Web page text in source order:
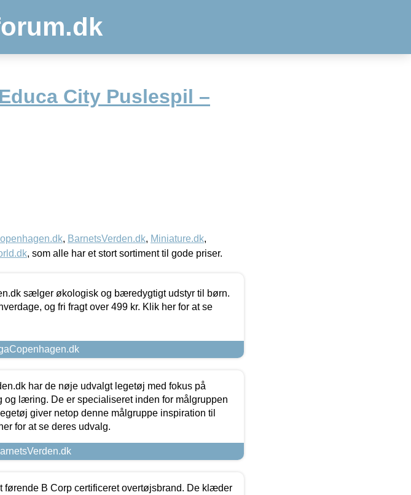
Educa City Puslespil –
, BarnetsVerden.dk, Miniature.dk,
, som alle har et stort sortiment til gode priser.
sælger økologisk og bæredygtigt udstyr til børn.
og fri fragt over 499 kr. Klik her for at se
har de nøje udvalgt legetøj med fokus på
og læring. De er specialiseret inden for målgruppen
giver netop denne målgruppe inspiration til
for at se deres udvalg.
førende B Corp certificeret overtøjsbrand. De klæder